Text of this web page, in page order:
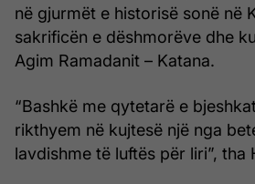
në gjurmët e historisë sonë në
sakrificën e dëshmorëve dhe
Agim Ramadanit – Katana.
“Bashkë me qytetarë e
rikthyem në kujtesë një nga
lavdishme të luftës për liri”, tha